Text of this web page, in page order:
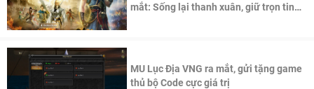
mắt: Sống lại thanh xuân, giữ trọn tinh
MU Lục Địa VNG ra mắt, gửi tặng game
thủ bộ Code cực giá trị